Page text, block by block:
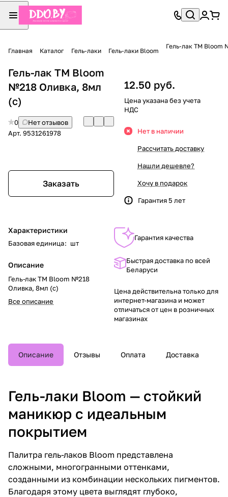
Главная Каталог Гель-лаки Гель-лаки Bloom
Гель-лак TM
Гель-лак TM Bloom
№218 Оливка, 8мл
(с)
0
Нет отзывов
Арт. 9531261978
Заказать
Характеристики
Базовая единица: шт
Описание
Гель-лак TM Bloom №218
Оливка, 8мл (с)
Все описание
12.50 руб.
Цена указана без учета
НДС
Нет в наличии
Рассчитать доставку
Нашли дешевле?
Хочу в подарок
Гарантия 5 лет
Гарантия качества
Быстрая доставка по всей
Беларуси
Цена действительна только для
интернет-магазина и может
отличаться от цен в розничных
магазинах
Описание Отзывы Оплата Доставка
Гель-лаки Bloom — стойкий
маникюр с идеальным
покрытием
Палитра гель-лаков Bloom представлена
сложными, многогранными оттенками,
созданными из комбинации нескольких пигментов.
Благодаря этому цвета выглядят глубоко,